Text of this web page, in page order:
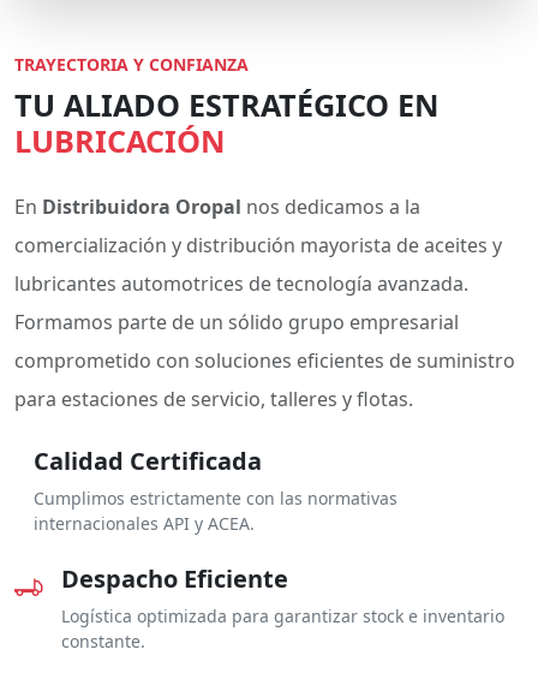
TRAYECTORIA Y CONFIANZA
TU ALIADO ESTRATÉGICO EN
LUBRICACIÓN
En Distribuidora Oropal nos dedicamos a la
comercialización y distribución mayorista de aceites y
lubricantes automotrices de tecnología avanzada.
Formamos parte de un sólido grupo empresarial
comprometido con soluciones eficientes de suministro
para estaciones de servicio, talleres y flotas.
Calidad Certificada
Cumplimos estrictamente con las normativas
internacionales API y ACEA.
Despacho Eficiente
Logística optimizada para garantizar stock e inventario
constante.